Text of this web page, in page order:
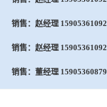
销售：赵经理 15905361092
销售：赵经理 15905361092
销售：董经理 15905360879